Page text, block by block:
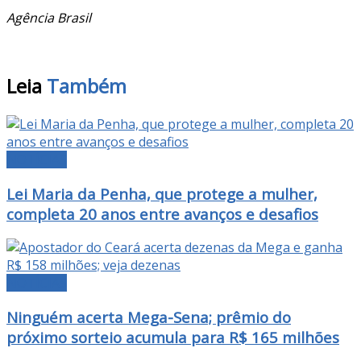
Agência Brasil
Leia Também
Lei Maria da Penha, que protege a mulher,
completa 20 anos entre avanços e desafios
Ninguém acerta Mega-Sena; prêmio do
próximo sorteio acumula para R$ 165 milhões